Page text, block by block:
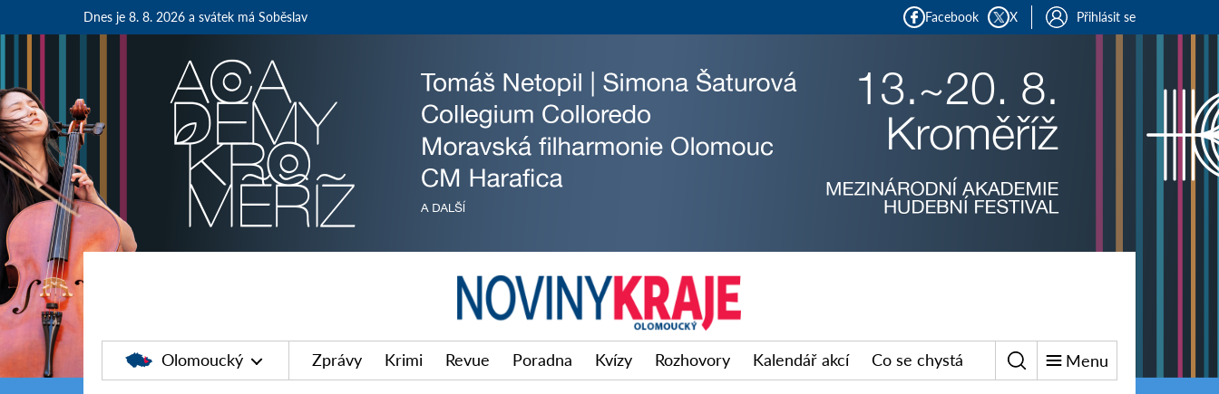
Dnes je 8. 8. 2026 a svátek má Soběslav Facebook X Přihlásit se
Olomoucký Zprávy Krimi Revue Poradna Kvízy Rozhovory Kalendář akcí Co se chystá Menu